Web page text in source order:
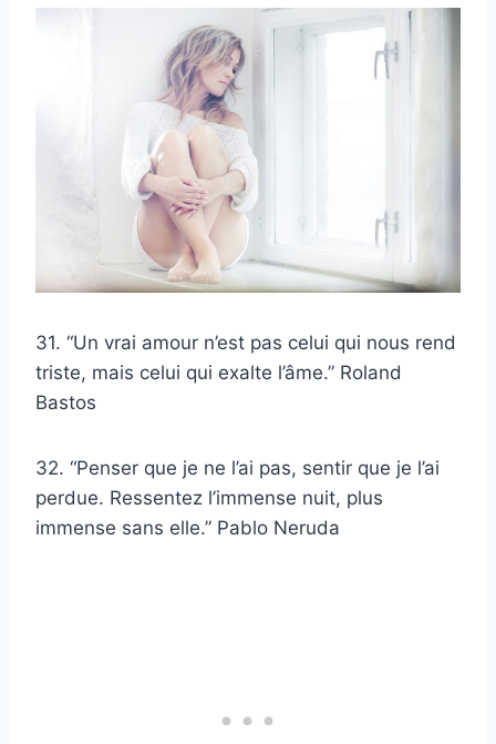
31. “Un vrai amour n’est pas celui qui nous rend
triste, mais celui qui exalte l’âme.” Roland
Bastos
32. “Penser que je ne l’ai pas, sentir que je l’ai
perdue. Ressentez l’immense nuit, plus
immense sans elle.” Pablo Neruda